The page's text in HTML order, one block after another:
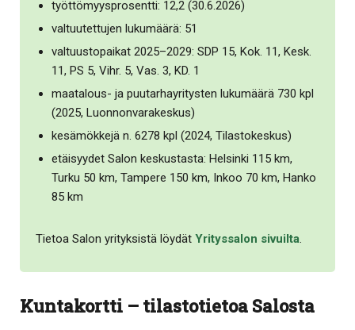
työttömyysprosentti: 12,2 (30.6.2026)
valtuutettujen lukumäärä: 51
valtuustopaikat 2025–2029: SDP 15, Kok. 11, Kesk.
11, PS 5, Vihr. 5, Vas. 3, KD. 1
maatalous- ja puutarhayritysten lukumäärä 730 kpl
(2025, Luonnonvarakeskus)
kesämökkejä n. 6278 kpl (2024, Tilastokeskus)
etäisyydet Salon keskustasta: Helsinki 115 km,
Turku 50 km, Tampere 150 km, Inkoo 70 km, Hanko
85 km
Tietoa Salon yrityksistä löydät Yrityssalon sivuilta.
Kuntakortti – tilastotietoa Salosta